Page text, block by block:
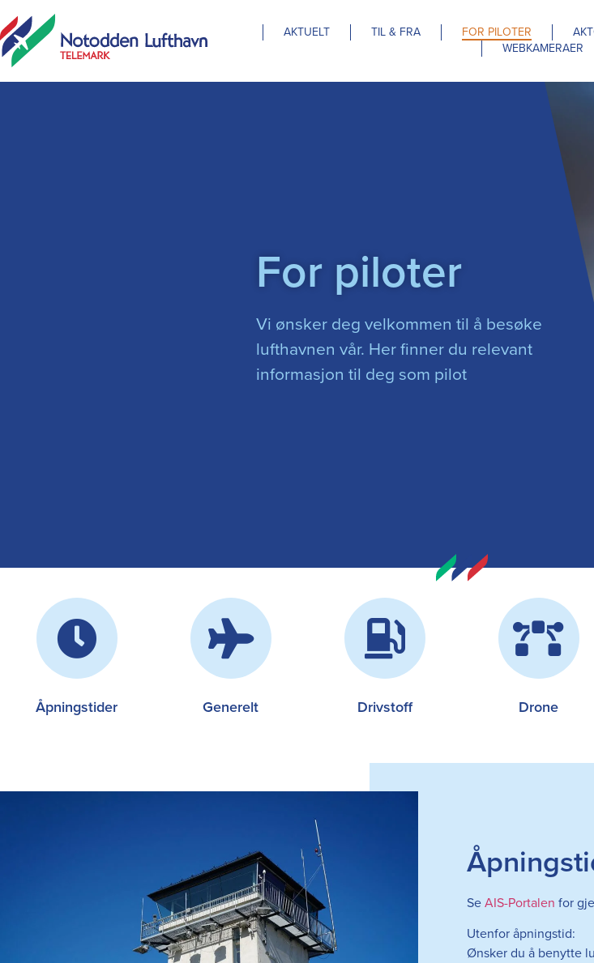
AKTUELT TIL & FRA FOR PILOTER
WEBKAMERAER
For piloter
Vi ønsker deg velkommen til å besøke
lufthavnen vår. Her finner du relevant
informasjon til deg som pilot
Åpningstider Generelt Drivstoff Drone
Se AIS-Portalen for
Utenfor åpningstid:
Ønsker du å benytte